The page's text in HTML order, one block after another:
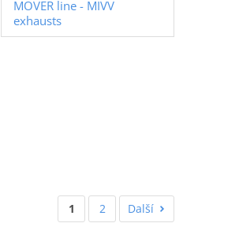
MOVER line - MIVV
exhausts
1 2 Další